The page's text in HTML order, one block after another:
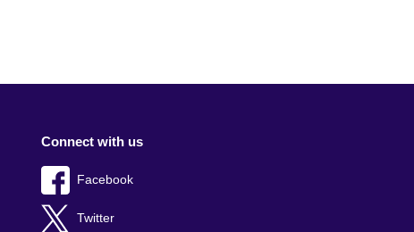
Connect with us
Facebook
Twitter